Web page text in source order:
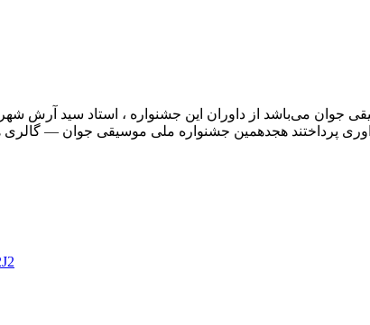
جوان می‌باشد از داوران این جشنواره ، استاد سید آرش